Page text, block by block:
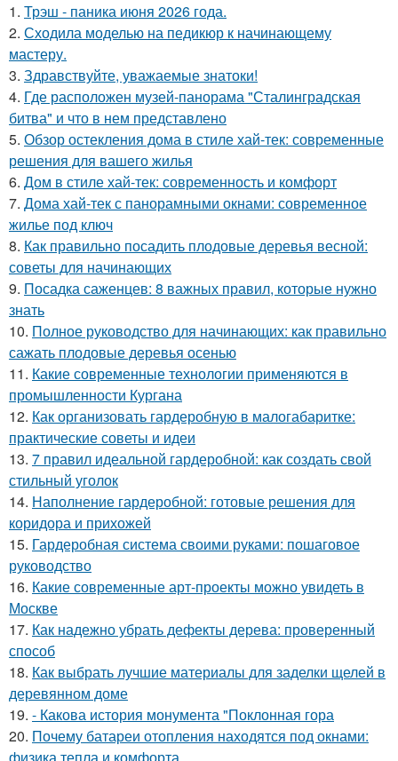
1. Трэш - паника июня 2026 года.
2. Сходила моделью на педикюр к начинающему
мастеру.
3. Здравствуйте, уважаемые знатоки!
4. Где расположен музей-панорама "Сталинградская
битва" и что в нем представлено
5. Обзор остекления дома в стиле хай-тек: современные
решения для вашего жилья
6. Дом в стиле хай-тек: современность и комфорт
7. Дома хай-тек с панорамными окнами: современное
жилье под ключ
8. Как правильно посадить плодовые деревья весной:
советы для начинающих
9. Посадка саженцев: 8 важных правил, которые нужно
знать
10. Полное руководство для начинающих: как правильно
сажать плодовые деревья осенью
11. Какие современные технологии применяются в
промышленности Кургана
12. Как организовать гардеробную в малогабаритке:
практические советы и идеи
13. 7 правил идеальной гардеробной: как создать свой
стильный уголок
14. Наполнение гардеробной: готовые решения для
коридора и прихожей
15. Гардеробная система своими руками: пошаговое
руководство
16. Какие современные арт-проекты можно увидеть в
Москве
17. Как надежно убрать дефекты дерева: проверенный
способ
18. Как выбрать лучшие материалы для заделки щелей в
деревянном доме
19. - Какова история монумента "Поклонная гора
20. Почему батареи отопления находятся под окнами: